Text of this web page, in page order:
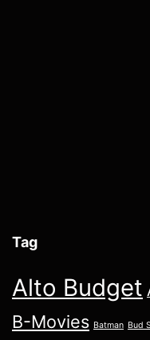
Tag
Alto Budget
B-Movies Batman Bud